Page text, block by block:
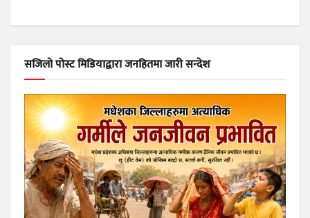
सजिलो पोस्ट मिडियाद्वारा जनहितमा जारी सन्देश